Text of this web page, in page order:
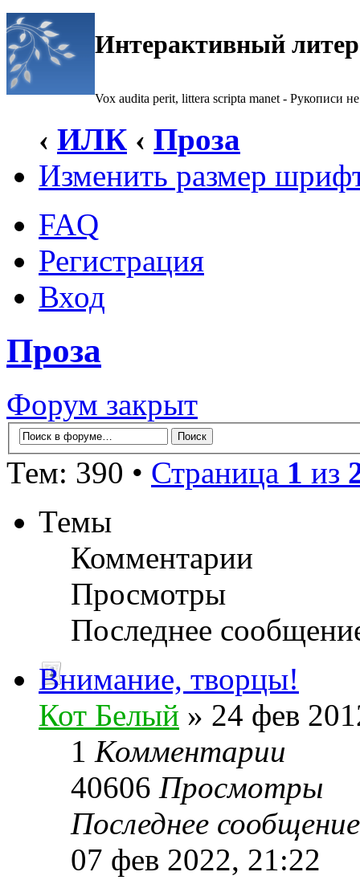
Интерактивный
Vox audita perit, littera scripta manet - Рукописи не
‹ ИЛК ‹ Проза
Изменить размер
FAQ
Регистрация
Вход
Проза
Форум закрыт
Тем: 390 • Страница 1 из
Темы
Комментарии
Просмотры
Последнее
Внимание, творцы!
Кот Белый » 24 фев
1 Комментарии
40606 Просмотры
Последнее
07 фев 2022, 21:22